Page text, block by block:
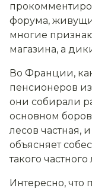
форума,
многие
магазина, а
Во Франции,
пенсионеров
они собирали
основном
лесов частная,
объясняет
такого частного
Интересно,